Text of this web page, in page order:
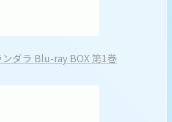
ンダラ Blu-ray BOX 第1巻